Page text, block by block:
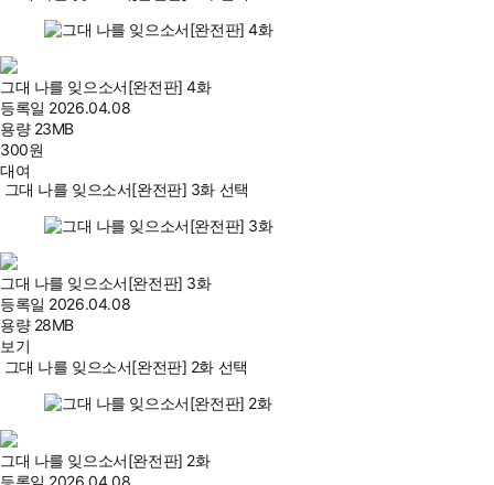
그대 나를 잊으소서[완전판] 4화
등록일 2026.04.08
용량 23MB
300원
대여
그대 나를 잊으소서[완전판] 3화 선택
그대 나를 잊으소서[완전판] 3화
등록일 2026.04.08
용량 28MB
보기
그대 나를 잊으소서[완전판] 2화 선택
그대 나를 잊으소서[완전판] 2화
등록일 2026.04.08